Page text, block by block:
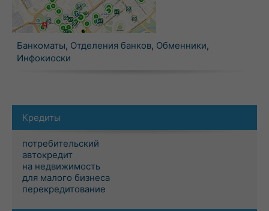
Банкоматы, Отделения банков, Обменники,
Инфокиоски
Кредиты
потребительский
автокредит
на недвижимость
для малого бизнеса
перекредитование